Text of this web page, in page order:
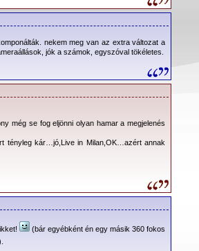
és a zene alkotta hangulatba.
(mikor hol
). Úgy tűnik, hogy
történt a felvétel, számos
élvezetesebb megörökítéséhez.
a rendezőt, hogy számos dalhoz
Macro), semmint koncertverzió.
fokos felvétel az aréna tetejéről,
karlengetés kezdésének mesteri
mondhatnék? Ezekkel a
hátránya is az előadásnak.
nekem meg van az extra változat a
jók a számok, egyszóval tökéletes.
még se fog eljönni olyan hamar a megjelenés
tényleg kár…jó,Live in Milan,OK…azért annak
(bár egyébként én egy másik 360 fokos